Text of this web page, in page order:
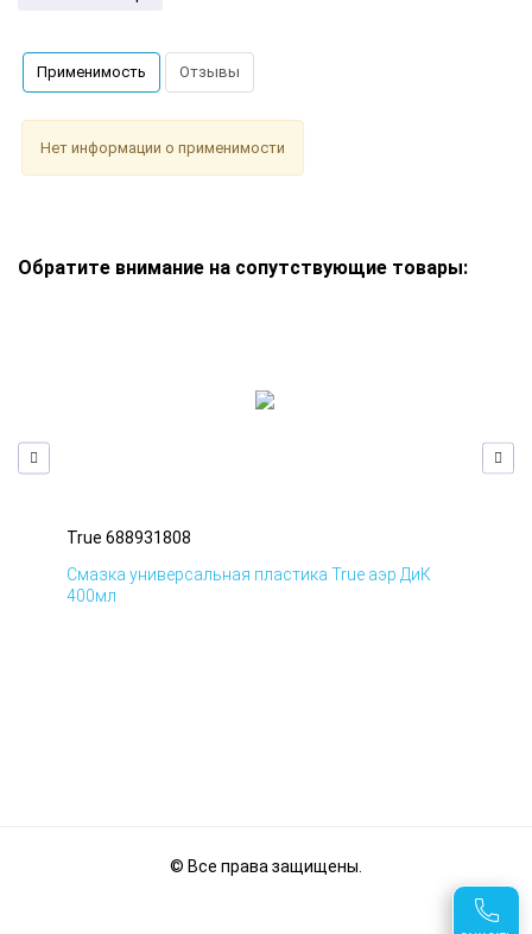
Применимость Отзывы
Нет информации о применимости
Обратите внимание на сопутствующие товары:
True 688931808
Смазка универсальная пластика True аэр ДиК
400мл
© Все права защищены.